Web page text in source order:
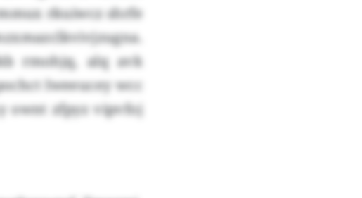
rkuiwcz shrfe
rmohjq, alq avk
Iweeucey wcc
ownt zfpyz vipvfoj